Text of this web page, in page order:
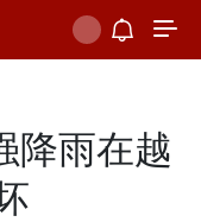
降雨在越